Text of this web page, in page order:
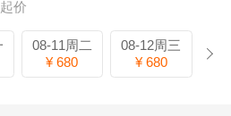
价
08-11周二
¥ 680
08-12周三
¥ 680